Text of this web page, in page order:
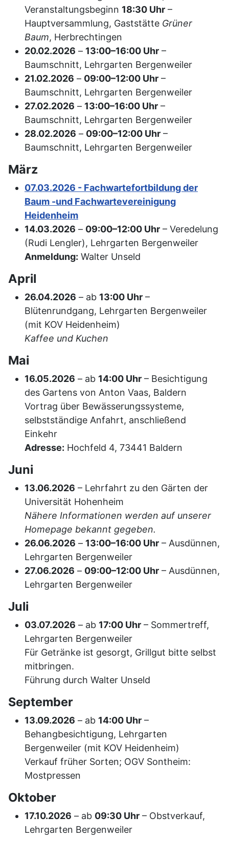
Veranstaltungsbeginn 18:30 Uhr –
Hauptversammlung, Gaststätte Grüner
Baum, Herbrechtingen
20.02.2026 – 13:00–16:00 Uhr –
Baumschnitt, Lehrgarten Bergenweiler
21.02.2026 – 09:00–12:00 Uhr –
Baumschnitt, Lehrgarten Bergenweiler
27.02.2026 – 13:00–16:00 Uhr –
Baumschnitt, Lehrgarten Bergenweiler
28.02.2026 – 09:00–12:00 Uhr –
Baumschnitt, Lehrgarten Bergenweiler
März
07.03.2026 - Fachwartefortbildung der
Baum -und Fachwartevereinigung
Heidenheim
14.03.2026 – 09:00–12:00 Uhr – Veredelung
(Rudi Lengler), Lehrgarten Bergenweiler
Anmeldung: Walter Unseld
April
26.04.2026 – ab 13:00 Uhr –
Blütenrundgang, Lehrgarten Bergenweiler
(mit KOV Heidenheim)
Kaffee und Kuchen
Mai
16.05.2026 – ab 14:00 Uhr – Besichtigung
des Gartens von Anton Vaas, Baldern
Vortrag über Bewässerungssysteme,
selbstständige Anfahrt, anschließend
Einkehr
Adresse: Hochfeld 4, 73441 Baldern
Juni
13.06.2026 – Lehrfahrt zu den Gärten der
Universität Hohenheim
Nähere Informationen werden auf unserer
Homepage bekannt gegeben.
26.06.2026 – 13:00–16:00 Uhr – Ausdünnen,
Lehrgarten Bergenweiler
27.06.2026 – 09:00–12:00 Uhr – Ausdünnen,
Lehrgarten Bergenweiler
Juli
03.07.2026 – ab 17:00 Uhr – Sommertreff,
Lehrgarten Bergenweiler
Für Getränke ist gesorgt, Grillgut bitte selbst
mitbringen.
Führung durch Walter Unseld
September
13.09.2026 – ab 14:00 Uhr –
Behangbesichtigung, Lehrgarten
Bergenweiler (mit KOV Heidenheim)
Verkauf früher Sorten; OGV Sontheim:
Mostpressen
Oktober
17.10.2026 – ab 09:30 Uhr – Obstverkauf,
Lehrgarten Bergenweiler